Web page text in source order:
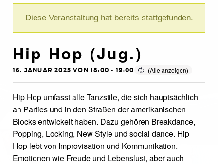
Diese Veranstaltung hat bereits stattgefunden.
Hip Hop (Jug.)
16. JANUAR 2025 VON 18:00 - 19:00
Hip Hop umfasst alle Tanzstile, die sich hauptsächlich
an Parties und in den Straßen der amerikanischen
Blocks entwickelt haben. Dazu gehören Breakdance,
Popping, Locking, New Style und social dance. Hip
Hop lebt von Improvisation und Kommunikation.
Emotionen wie Freude und Lebenslust, aber auch